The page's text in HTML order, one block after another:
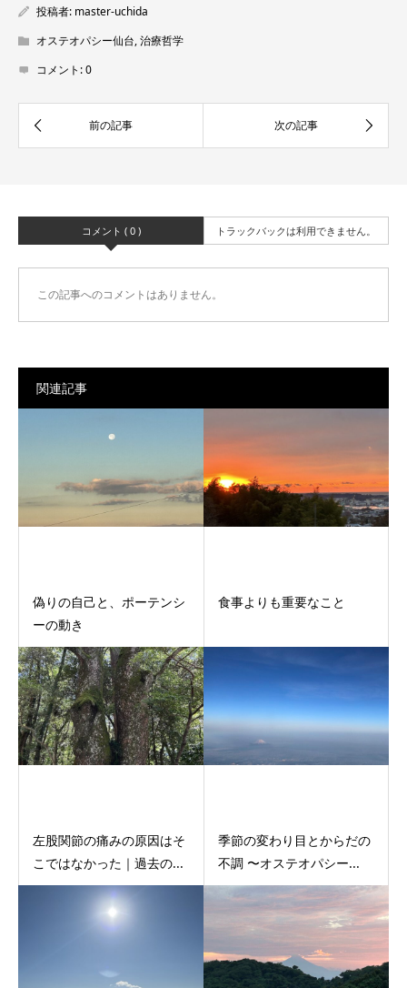
投稿者: master-uchida
オステオパシー仙台,治療哲学
コメント:0
コメント ( 0 ) トラックバックは利用できません。
この記事へのコメントはありません。
関連記事
偽りの自己と、ポーテンシ
ーの動き
食事よりも重要なこと
左股関節の痛みの原因はそ
こではなかった｜過去の...
季節の変わり目とからだの
不調 〜オステオパシー...